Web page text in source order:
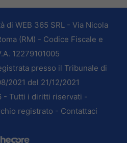
di WEB 365 SRL - Via Nicola
(RM) - Codice Fiscale e
12279101005
presso il Tribunale di
2021 del 21/12/2021
- Tutti i diritti riservati -
registrato - Contattaci